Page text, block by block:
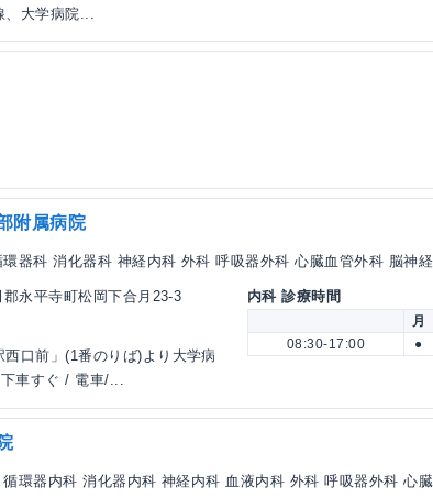
、大学病院...
附属病院
器科 消化器科 神経内科 外科 呼吸器外科 心臓血管外科 脳神
永平寺町松岡下合月23-3
口前」(1番のりば)より大学病
車すぐ / 電車/...
内科 診療時間
月
08:30-17:00
●
環器内科 消化器内科 神経内科 血液内科 外科 呼吸器外科 心臓